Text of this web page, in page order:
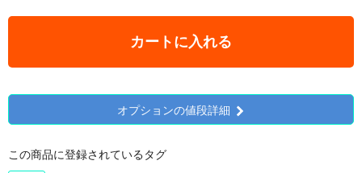
カートに入れる
オプションの値段詳細
この商品に登録されているタグ